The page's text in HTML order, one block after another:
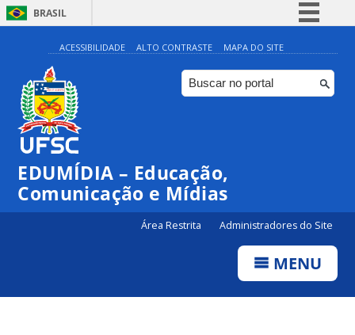
BRASIL
Simplifique!
Comunica BR
Participe
ACESSIBILIDADE ALTO CONTRASTE MAPA DO SITE
EDUMÍDIA – Educação,
Comunicação e Mídias
Área Restrita Administradores do Site
MENU